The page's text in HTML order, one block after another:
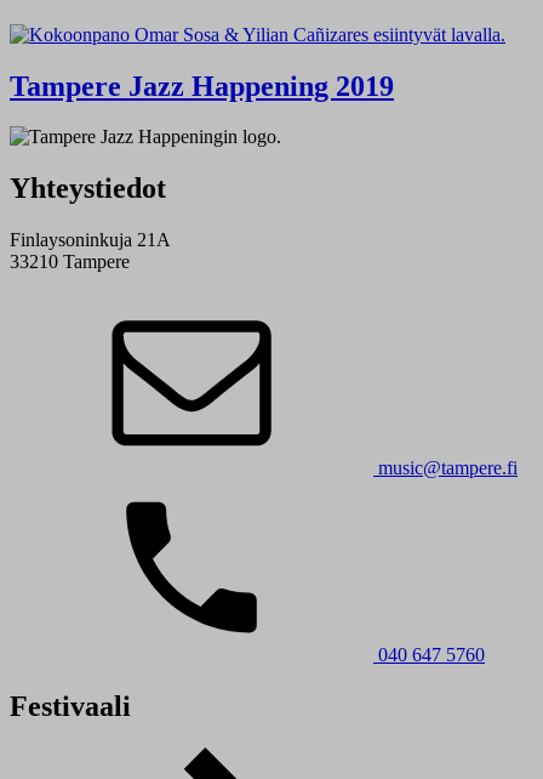
Tampere Jazz Happening 2019
Yhteystiedot
Finlaysoninkuja 21A
33210 Tampere
music@tampere.fi
040 647 5760
Festivaali